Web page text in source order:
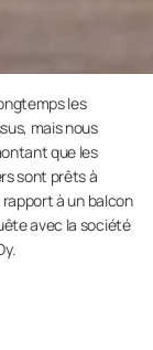
les
mais nous
que les
sont prêts à
à un balcon
avec la société